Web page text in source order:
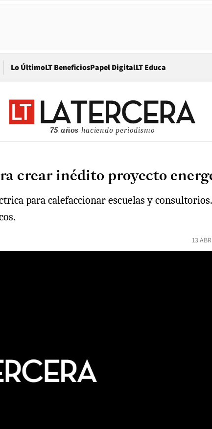
Lo ÚltimoLT BeneficiosPapel DigitalOpens in new window
LT Educa
75 años haciendo periodismo
crear inédito proyecto
para calefaccionar escuelas y
13